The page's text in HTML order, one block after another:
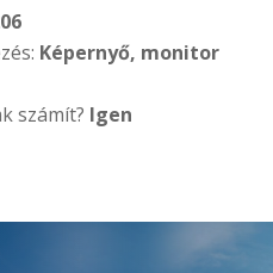
Képernyő, monitor
számít? Igen